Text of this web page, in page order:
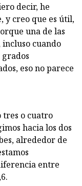
decir, he
y creo que es útil,
una de las
incluso cuando
eso no parece
tres o cuatro
hacia los dos
alrededor de
entre